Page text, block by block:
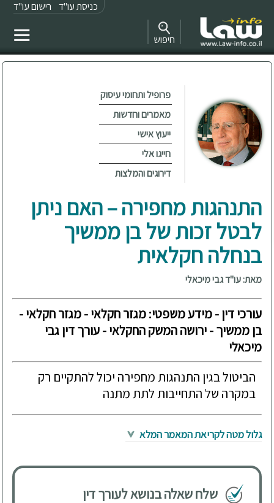
כניסת עו"ד רישום עו"ד
חיפוש
פרופיל ותחומי עיסוק
מאמרים וחדשות
ייעוץ אישי
חייגו אלי
דירוגים והמלצות
התנהגות מחפירה – האם ניתן
לבטל זכות של בן ממשיך
בנחלה חקלאית
מאת: עו"ד גבי מיכאלי
עורכי דין - מידע משפטי: מגזר חקלאי - מגזר חקלאי -
בן ממשיך - ירושה המשק החקלאי - עורך דין גבי
מיכאלי
הביטול בגין התנהגות מחפירה יכול להתקיים רק
במקרה של התחייבות לתת מתנה
גלול מטה לקריאת המאמר המלא
שלח שאלה בנושא לעורך דין